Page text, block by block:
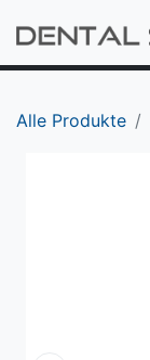
Alle Produkte